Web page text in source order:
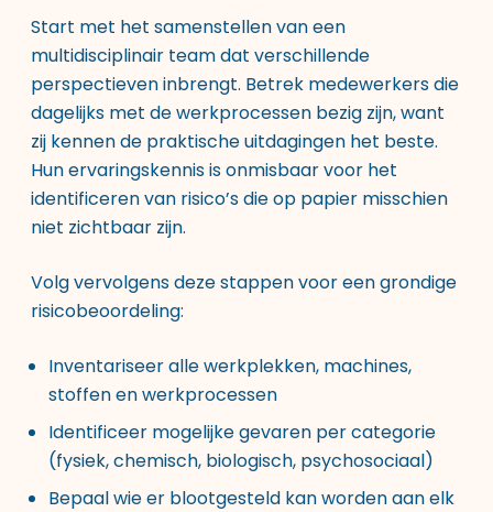
Start met het samenstellen van een
multidisciplinair team dat verschillende
perspectieven inbrengt. Betrek medewerkers die
dagelijks met de werkprocessen bezig zijn, want
zij kennen de praktische uitdagingen het beste.
Hun ervaringskennis is onmisbaar voor het
identificeren van risico’s die op papier misschien
niet zichtbaar zijn.
Volg vervolgens deze stappen voor een grondige
risicobeoordeling:
Inventariseer alle werkplekken, machines,
stoffen en werkprocessen
Identificeer mogelijke gevaren per categorie
(fysiek, chemisch, biologisch, psychosociaal)
Bepaal wie er blootgesteld kan worden aan elk